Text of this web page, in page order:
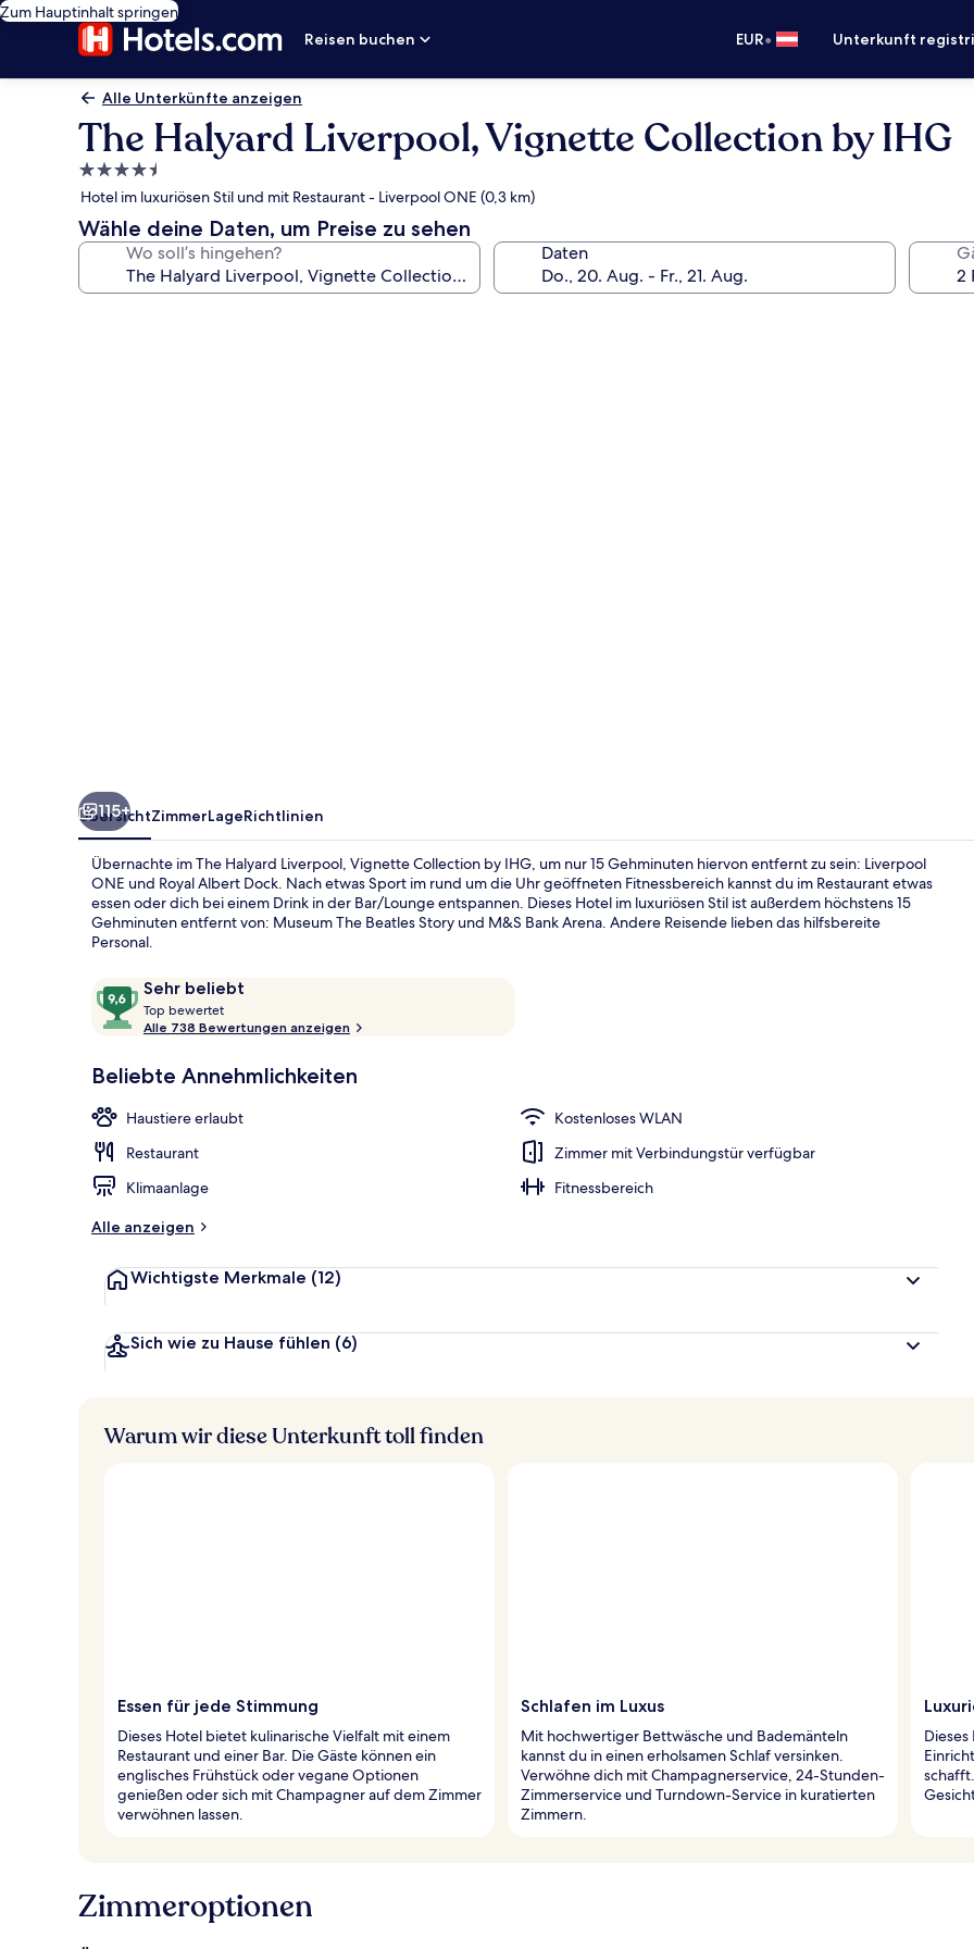
Zum Hauptinhalt springen
Reisen buchen
EUR• Unterkunft
Alle Unterkünfte anzeigen
The Halyard Liverpool, Vignette Collection by IHG
4.5-
Sterne-
Unterkunft
Hotel im luxuriösen Stil und mit Restaurant - Liverpool ONE (0,3 km)
Wähle deine Daten, um Preise zu sehen
Wo soll’s hingehen? Daten
Suite, 1
115+
ÜbersichtZimmerLageRichtlinien
Übernachte im The Halyard Liverpool, Vignette Collection by IHG, um nur 15 Gehminuten hiervon entfernt zu sein: Liverpool
ONE und Royal Albert Dock. Nach etwas Sport im rund um die Uhr geöffneten Fitnessbereich kannst du im Restaurant etwas
essen oder dich bei einem Drink in der Bar/Lounge entspannen. Dieses Hotel im luxuriösen Stil ist außerdem höchstens 15
Gehminuten entfernt von: Museum The Beatles Story und M&S Bank Arena. Andere Reisende lieben das hilfsbereite
Personal.
Bewertungen
Sehr beliebt
9,6
von
10,
beliebt
Top bewertet
o
b
w
Alle 738 Bewertungen anzeigen
Beliebte Annehmlichkeiten
Haustiere erlaubt
Kostenloses WLAN
Restaurant
Zimmer mit Verbindungstür verfügbar
Klimaanlage
Fitnessbereich
Alle anzeigen
Wichtigste Merkmale (12)
Sich wie zu Hause fühlen (6)
Warum wir diese Unterkunft toll finden
Essen für jede Stimmung
Dieses Hotel bietet kulinarische Vielfalt mit einem
Restaurant und einer Bar. Die Gäste können ein
englisches Frühstück oder vegane Optionen
genießen oder sich mit Champagner auf dem Zimmer
verwöhnen lassen.
Schlafen im Luxus
Mit hochwertiger Bettwäsche und Bademänteln
kannst du in einen erholsamen Schlaf versinken.
Verwöhne dich mit Champagnerservice, 24-Stunden-
Zimmerservice und Turndown-Service in kuratierten
Zimmern.
Zimmeroptionen